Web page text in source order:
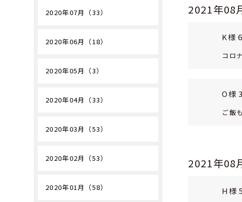
2021年08
K様
コロ
O様
ご飯
2021年08
H様
2020年07月（33）
2020年06月（18）
2020年05月（3）
2020年04月（33）
2020年03月（53）
2020年02月（53）
2020年01月（58）